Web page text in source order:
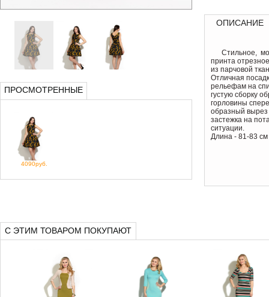
ПРОСМОТРЕННЫЕ
4090руб.
ОПИСАНИЕ
Стильное,
принта
из парчовой
Отличная
рельефам на
густую сборку
горловины
образный вырез
застежка на
ситуации.
Длина - 81-83 см
С ЭТИМ ТОВАРОМ ПОКУПАЮТ